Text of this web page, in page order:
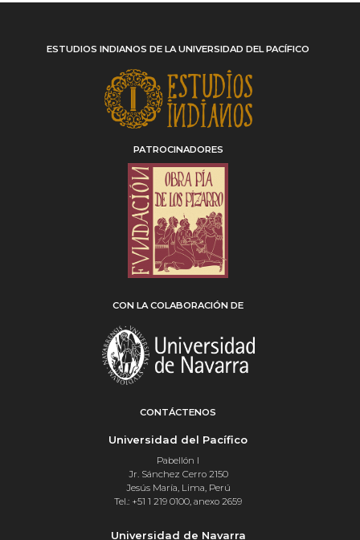
ESTUDIOS INDIANOS DE LA UNIVERSIDAD DEL PACÍFICO
PATROCINADORES
CON LA COLABORACIÓN DE
CONTÁCTENOS
Universidad del Pacífico
Pabellón I
Jr. Sánchez Cerro 2150
Jesús María, Lima, Perú
Tel.: +51 1 219 0100, anexo 2659
Universidad de Navarra